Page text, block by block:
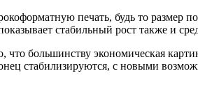
печать, будь то размер
стабильный рост также и
что большинству экономическая
стабилизируются, с новыми